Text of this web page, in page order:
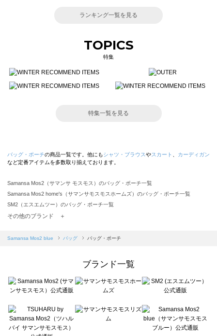
ランキング一覧を見る
TOPICS
特集
特集一覧を見る
バッグ・ポーチの商品一覧です。他にもシャツ・ブラウスやスカート
カーディガン
など定番アイテムを多数取り揃えております。
Samansa Mos2（サマンサ モスモス）のバッグ・ポーチ一覧
Samansa Mos2 home's（サマンサモスモスホームズ）のバッグ・ポーチ一覧
SM2（エスエムツー）のバッグ・ポーチ一覧
Samansa Mos2 blue（サマンサモスモス ブルー）のバッグ・ポーチ一覧
sō4ū（ソウフォーユー）のバッグ・ポーチ一覧
Te chichi（テチチ）のバッグ・ポーチ一覧
Te chichi CLASSIC（テチチ クラシック）のバッグ・ポーチ一覧
Lugnoncure（ルノンキュール）のバッグ・ポーチ一覧
BETTY'S BLUE（べティーズブルー）のバッグ・ポーチ一覧
Wpc.（ワールドパーティー）のバッグ・ポーチ一覧
その他のブランド ＋
Samansa Mos2 blue バッグ バッグ・ポーチ
ブランド一覧